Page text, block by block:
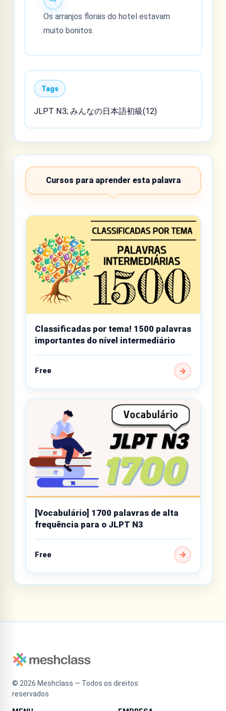
Os arranjos florais do hotel estavam
muito bonitos.
Tags
JLPT N3; みんなの日本語初級(12)
Cursos para aprender esta palavra
Classificadas por tema! 1500 palavras
importantes do nível intermediário
Free
[Vocabulário] 1700 palavras de alta
frequência para o JLPT N3
Free
© 2026 Meshclass — Todos os direitos
reservados